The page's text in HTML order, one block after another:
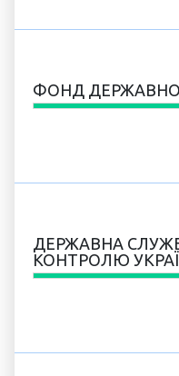
ФОНД
ДЕРЖАВНА
КОНТРОЛЮ